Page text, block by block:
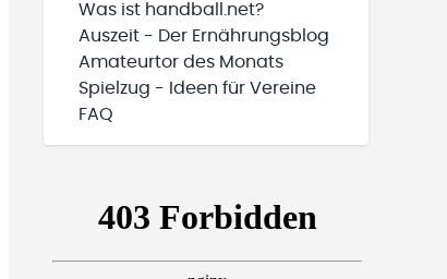
Was ist handball.net?
Auszeit - Der Ernährungsblog
Amateurtor des Monats
Spielzug - Ideen für Vereine
FAQ